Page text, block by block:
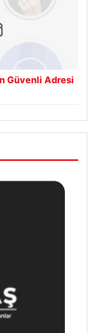
Güvenli Adresi